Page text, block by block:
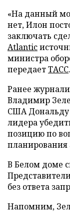
«На данный
нет, Илон
заключать
Atlantic
министра
передаетТАСС.
Ранее
Владимир
США Дональду
лидера
позицию по
планирования
В Белом доме
без ответа
Напомним,